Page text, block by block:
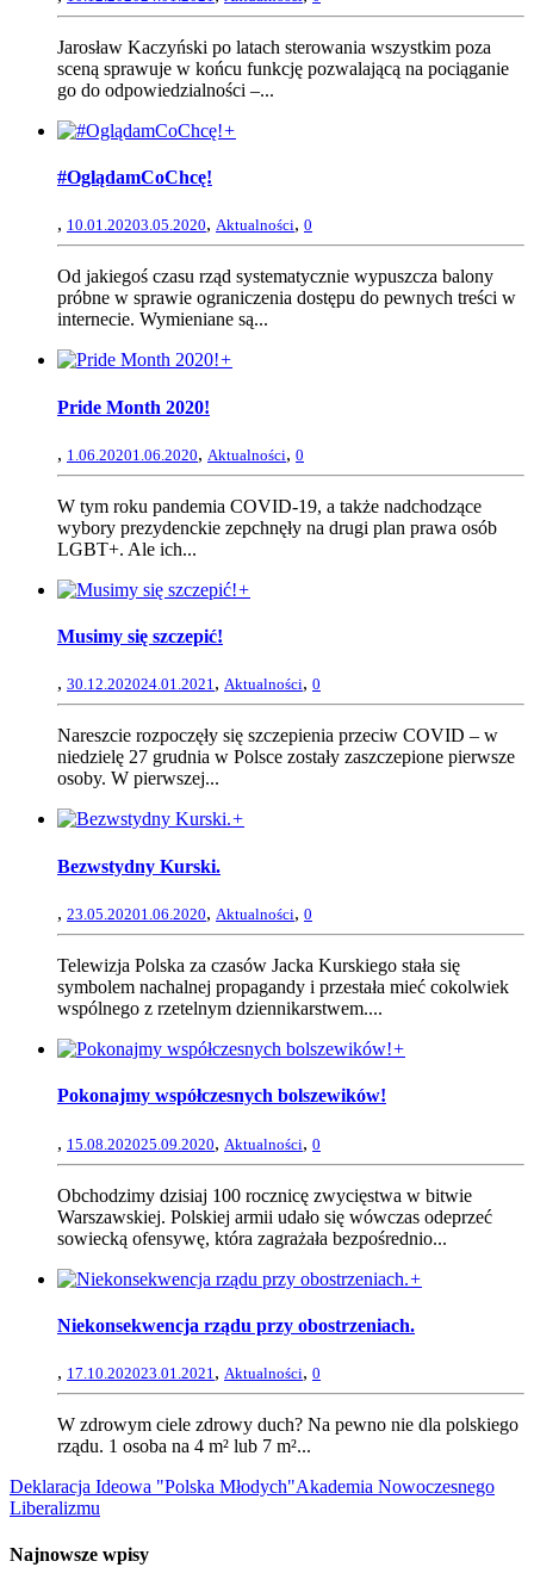
Jarosław Kaczyński po latach sterowania wszystkim poza
sceną sprawuje w końcu funkcję pozwalającą na pociąganie
go do odpowiedzialności –...
+
#OglądamCoChcę!
, 10.01.20203.05.2020, Aktualności, 0
Od jakiegoś czasu rząd systematycznie wypuszcza balony
próbne w sprawie ograniczenia dostępu do pewnych treści w
internecie. Wymieniane są...
+
Pride Month 2020!
, 1.06.20201.06.2020, Aktualności, 0
W tym roku pandemia COVID-19, a także nadchodzące
wybory prezydenckie zepchnęły na drugi plan prawa osób
LGBT+. Ale ich...
+
Musimy się szczepić!
, 30.12.202024.01.2021, Aktualności, 0
Nareszcie rozpoczęły się szczepienia przeciw COVID – w
niedzielę 27 grudnia w Polsce zostały zaszczepione pierwsze
osoby. W pierwszej...
+
Bezwstydny Kurski.
, 23.05.20201.06.2020, Aktualności, 0
Telewizja Polska za czasów Jacka Kurskiego stała się
symbolem nachalnej propagandy i przestała mieć cokolwiek
wspólnego z rzetelnym dziennikarstwem....
+
Pokonajmy współczesnych bolszewików!
, 15.08.202025.09.2020, Aktualności, 0
Obchodzimy dzisiaj 100 rocznicę zwycięstwa w bitwie
Warszawskiej. Polskiej armii udało się wówczas odeprzeć
sowiecką ofensywę, która zagrażała bezpośrednio...
+
Niekonsekwencja rządu przy obostrzeniach.
, 17.10.202023.01.2021, Aktualności, 0
W zdrowym ciele zdrowy duch? Na pewno nie dla polskiego
rządu. 1 osoba na 4 m² lub 7 m²...
Deklaracja Ideowa "Polska Młodych"Akademia Nowoczesnego
Liberalizmu
Najnowsze wpisy